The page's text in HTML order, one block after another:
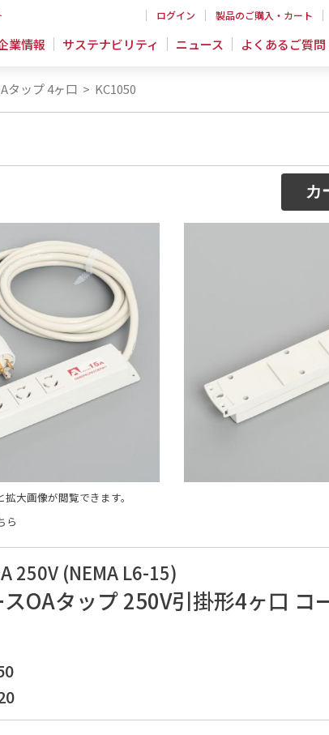
ログイン 製品のご購入・カート
業情報 サステナビリティ ニュース よくあるご質
タップ 4ヶ口 > KC1050
大画像が閲覧できます。
ら
250V (NEMA L6-15)
OAタップ 250V引掛形4ヶ口 コ